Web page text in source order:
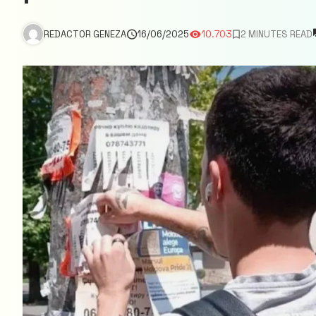
REDACTOR GENEZA 16/06/2025 10.703 2 MINUTES READ